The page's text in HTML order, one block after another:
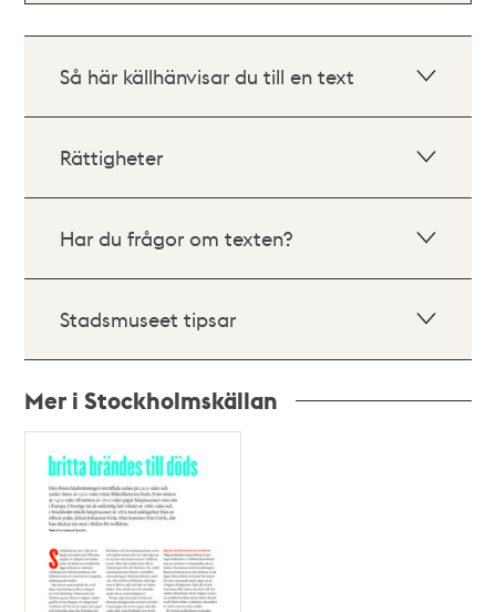
Så här källhänvisar du till en text
Rättigheter
Har du frågor om texten?
Stadsmuseet tipsar
Mer i Stockholmskällan
poster
och
teman